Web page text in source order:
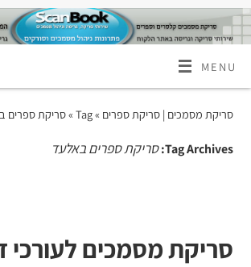
MENU
סריקת מסמכים | סריקת ספרים » Tag » סריקת ספרים באלעד
Tag Archives: סריקת ספרים באלעד
סריקת מסמכים לעורכי